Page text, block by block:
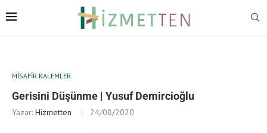
MISAFIR KALEMLER
Gerisini Düşünme | Yusuf Demircioğlu
Yazar: Hizmetten 24/08/2020